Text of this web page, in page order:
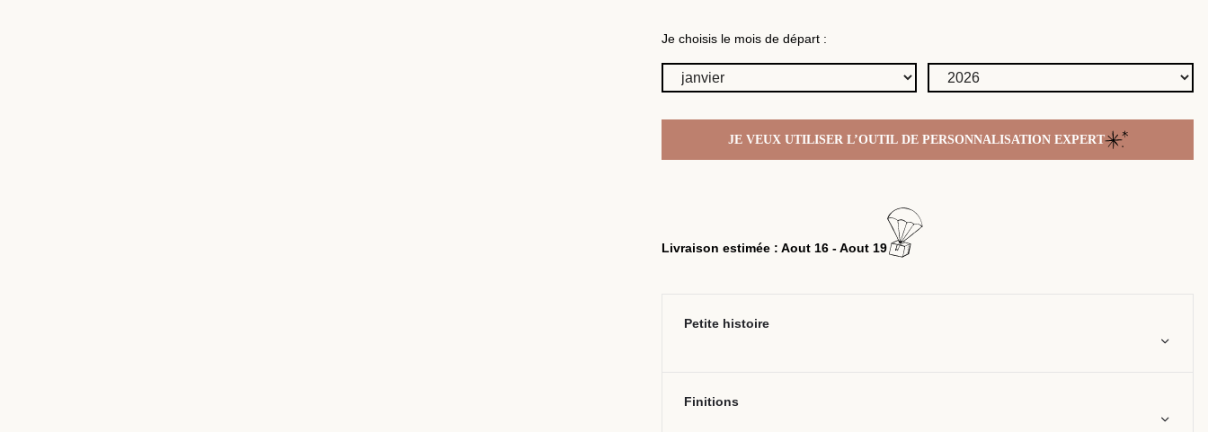
Je choisis le mois de départ :
JE VEUX UTILISER L’OUTIL DE PERSONNALISATION EXPERT
Livraison estimée : Aout 16 - Aout 19
Petite histoire
Finitions